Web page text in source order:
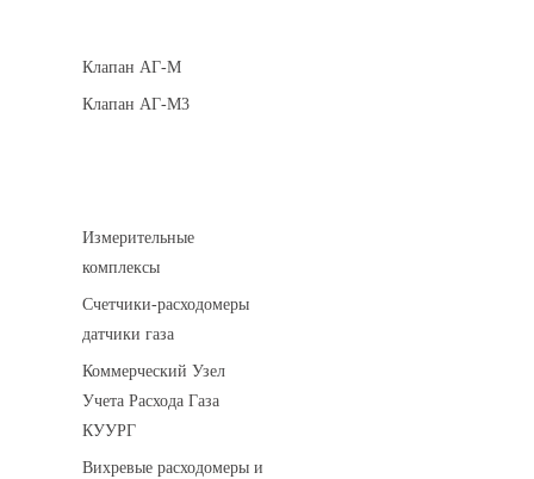
Клапан АГ-М
Клапан АГ-М3
Измерительные
комплексы
Счетчики-расходомеры
датчики газа
Коммерческий Узел
Учета Расхода Газа
КУУРГ
Вихревые расходомеры и